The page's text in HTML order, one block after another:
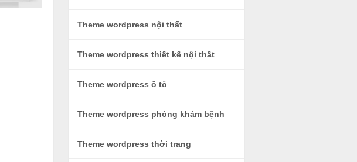
Theme wordpress nội thất
Theme wordpress thiết kế nội thất
Theme wordpress ô tô
Theme wordpress phòng khám bệnh
Theme wordpress thời trang